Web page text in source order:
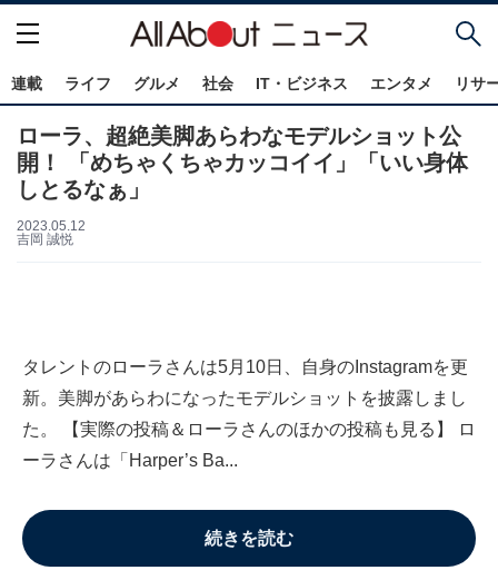
連載 ライフ グルメ 社会 IT・ビジネス エンタメ リサ
ローラ、超絶美脚あらわなモデルショット公
開！ 「めちゃくちゃカッコイイ」「いい身体
しとるなぁ」
2023.05.12
吉岡 誠悦
タレントのローラさんは5月10日、自身のInstagramを更
新。美脚があらわになったモデルショットを披露しまし
た。 【実際の投稿＆ローラさんのほかの投稿も見る】 ロ
ーラさんは「Harper’s Ba...
続きを読む